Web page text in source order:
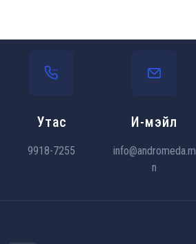
Утас
9918-7255
И-мэйл
info@andromeda.m
n